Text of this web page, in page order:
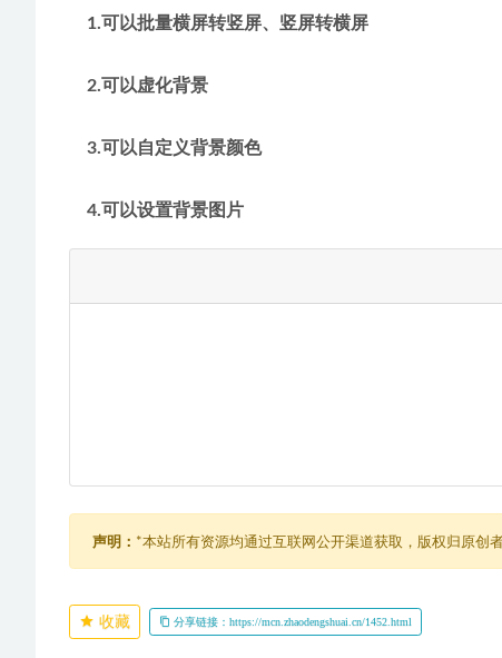
1.可以批量横屏转竖屏、竖屏转横屏
2.可以虚化背景
3.可以自定义背景颜色
4.可以设置背景图片
声明： *本站所有资源均通过互联网公开渠道获取，版权归原创
收藏 分享链接：https://mcn.zhaodengshuai.cn/1452.html